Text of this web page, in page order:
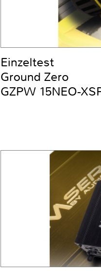
Einzeltest
Ground Zero
GZPW 15NEO-